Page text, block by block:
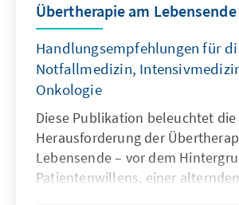
an Russland und des hohen
Militarisierungsgrades
führten Russland und Belarus
Manöver mit nuklearer
bauten damit eine klare
25. Mai traf Sviatlana
führende Vertreterin der
belarusischen Opposition in
wichtiges politisches Signal der
Übertherapie am Lebensende
Handlungsempfehlungen für
Notfallmedizin,
Onkologie
Diese Publikation beleuchtet die
Herausforderung der
Lebensende – vor dem
Patientenwillens, einer alternden